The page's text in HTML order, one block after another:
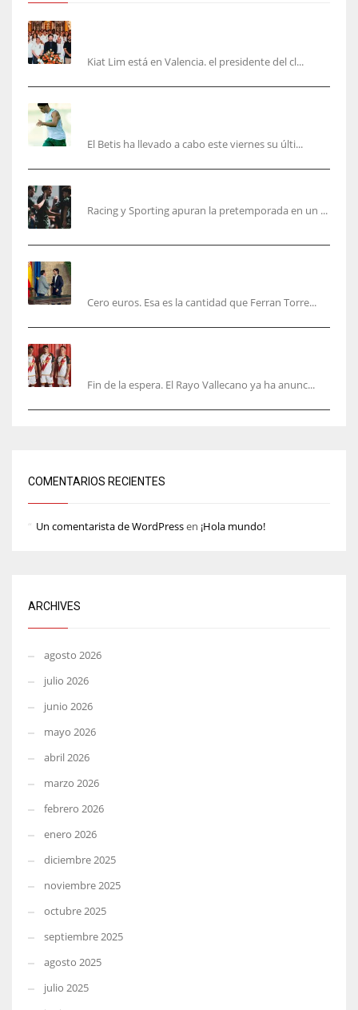
Kiat Lim está en Valencia. el presidente del cl...
El Betis ha llevado a cabo este viernes su últi...
Racing y Sporting apuran la pretemporada en un ...
Cero euros. Esa es la cantidad que Ferran Torre...
Fin de la espera. El Rayo Vallecano ya ha anunc...
COMENTARIOS RECIENTES
Un comentarista de WordPressen ¡Hola mundo!
ARCHIVES
agosto 2026
julio 2026
junio 2026
mayo 2026
abril 2026
marzo 2026
febrero 2026
enero 2026
diciembre 2025
noviembre 2025
octubre 2025
septiembre 2025
agosto 2025
julio 2025